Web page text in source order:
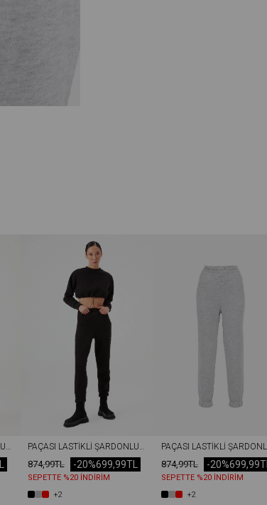
874,99TL 699,99TL
-20%
SEPETTE %20 İNDİRİM
+2
874,99TL 699,99TL
-20%
SEPETTE %20 İNDİRİM
+2